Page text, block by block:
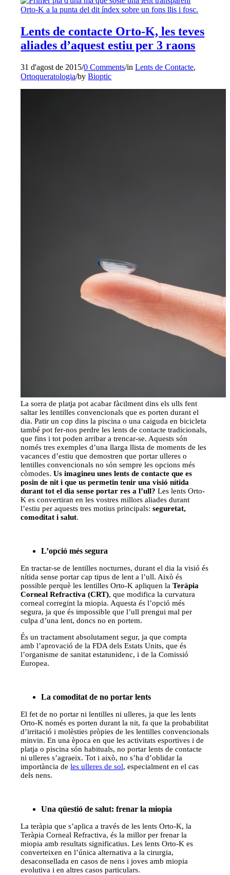
Lents de contacte Orto-K, les teves
aliades d’aquest estiu per 3 raons
31 d'agost de 2015/0 Comments/inLents de Contacte,
Ortoqueratologia/byBioptic
La sorra de platja pot acabar fàcilment dins els ulls fent
saltar les lentilles convencionals que es porten durant el
dia. Patir un cop dins la piscina o una caiguda en bicicleta
també pot fer-nos perdre les lents de contacte tradicionals,
que fins i tot poden arribar a trencar-se. Aquests són
només tres exemples d’una llarga llista de moments de les
vacances d’estiu que demostren que portar ulleres o
lentilles convencionals no són sempre les opcions més
còmodes. Us imagineu unes lents de contacte que es
posin de nit i que us permetin tenir una visió nítida
durant tot el dia sense portar res a l’ull? Les lents Orto-
K es convertiran en les vostres millors aliades durant
l’estiu per aquests tres motius principals:seguretat,
comoditat i salut.
L’opció més segura
En tractar-se de lentilles nocturnes, durant el dia la visió és
nítida sense portar cap tipus de lent a l’ull. Això és
possible perquè les lentilles Orto-K apliquen laTeràpia
Corneal Refractiva (CRT), que modifica la curvatura
corneal corregint la miopia. Aquesta és l’opció més
segura, ja que és impossible que l’ull prengui mal per
culpa d’una lent, doncs no en portem.
És un tractament absolutament segur, ja que compta
amb l’aprovació de la FDA dels Estats Units, que és
l’organisme de sanitat estatunidenc, i de la Comissió
Europea.
La comoditat de no portar lents
El fet de no portar ni lentilles ni ulleres, ja que les lents
Orto-K només es porten durant la nit, fa que la probabilitat
d’irritació i molèsties pròpies de les lentilles convencionals
minvin. En una època en que les activitats esportives i de
platja o piscina són habituals, no portar lents de contacte
ni ulleres s’agraeix. Tot i això, no s’ha d’oblidar la
importància deles ulleres de sol, especialment en el cas
dels nens.
Una qüestió de salut: frenar la miopia
La teràpia que s’aplica a través de les lents Orto-K, la
Teràpia Corneal Refractiva, és la millor per frenar la
miopia amb resultats significatius. Les lents Orto-K es
converteixen en l’única alternativa a la cirurgia,
desaconsellada en casos de nens i joves amb miopia
evolutiva i en altres casos particulars.